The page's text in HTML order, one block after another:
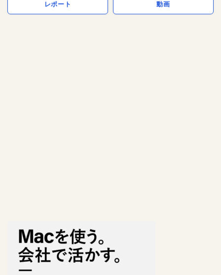
レポート 動画